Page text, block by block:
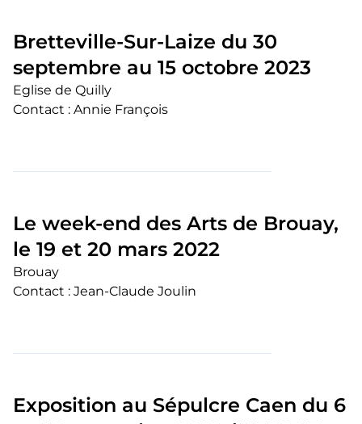
Bretteville-Sur-Laize du 30
septembre au 15 octobre 2023
Eglise de Quilly
Contact : Annie François
Le week-end des Arts de Brouay,
le 19 et 20 mars 2022
Brouay
Contact : Jean-Claude Joulin
Exposition au Sépulcre Caen du 6